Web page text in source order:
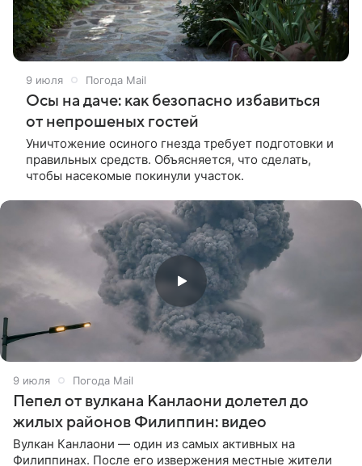
9 июля Погода Mail
Осы на даче: как безопасно избавиться
от непрошеных гостей
Уничтожение осиного гнезда требует подготовки и
правильных средств. Объясняется, что сделать,
чтобы насекомые покинули участок.
9 июля Погода Mail
Пепел от вулкана Канлаони долетел до
жилых районов Филиппин: видео
Вулкан Канлаони — один из самых активных на
Филиппинах. После его извержения местные жители